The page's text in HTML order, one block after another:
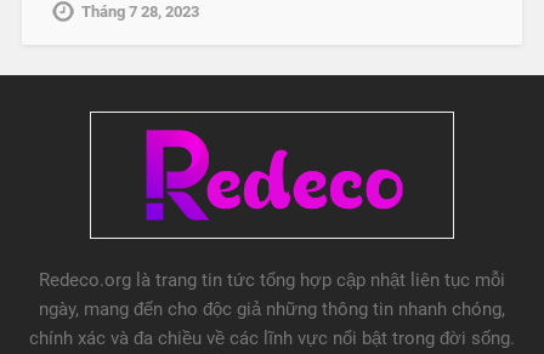
Tháng 7 28, 2023
Redeco.org là trang tin tức tổng hợp cập nhật liên tục mỗi
ngày, mang đến cho độc giả những thông tin nhanh chóng,
chính xác và đa chiều về các lĩnh vực nổi bật trong đời sống.